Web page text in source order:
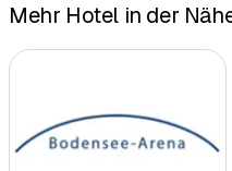
Mitte
In
jede
Rahmen.
Mehr Hotel in der